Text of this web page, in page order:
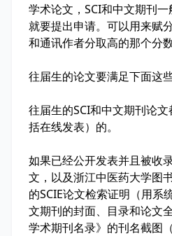
学术论文，SCI和中文期刊
就要提出申请。可以用来赋
和通讯作者分取高的那个分数
往届生的论文要满足下面这
往届生的SCI和中文期刊论
括在线发表）的。
如果已经公开发表并且被收
文，以及浙江中医药大学图
的SCIE论文检索证明（用系
文期刊的封面、目录和论文
学术期刊名录》的刊名截图